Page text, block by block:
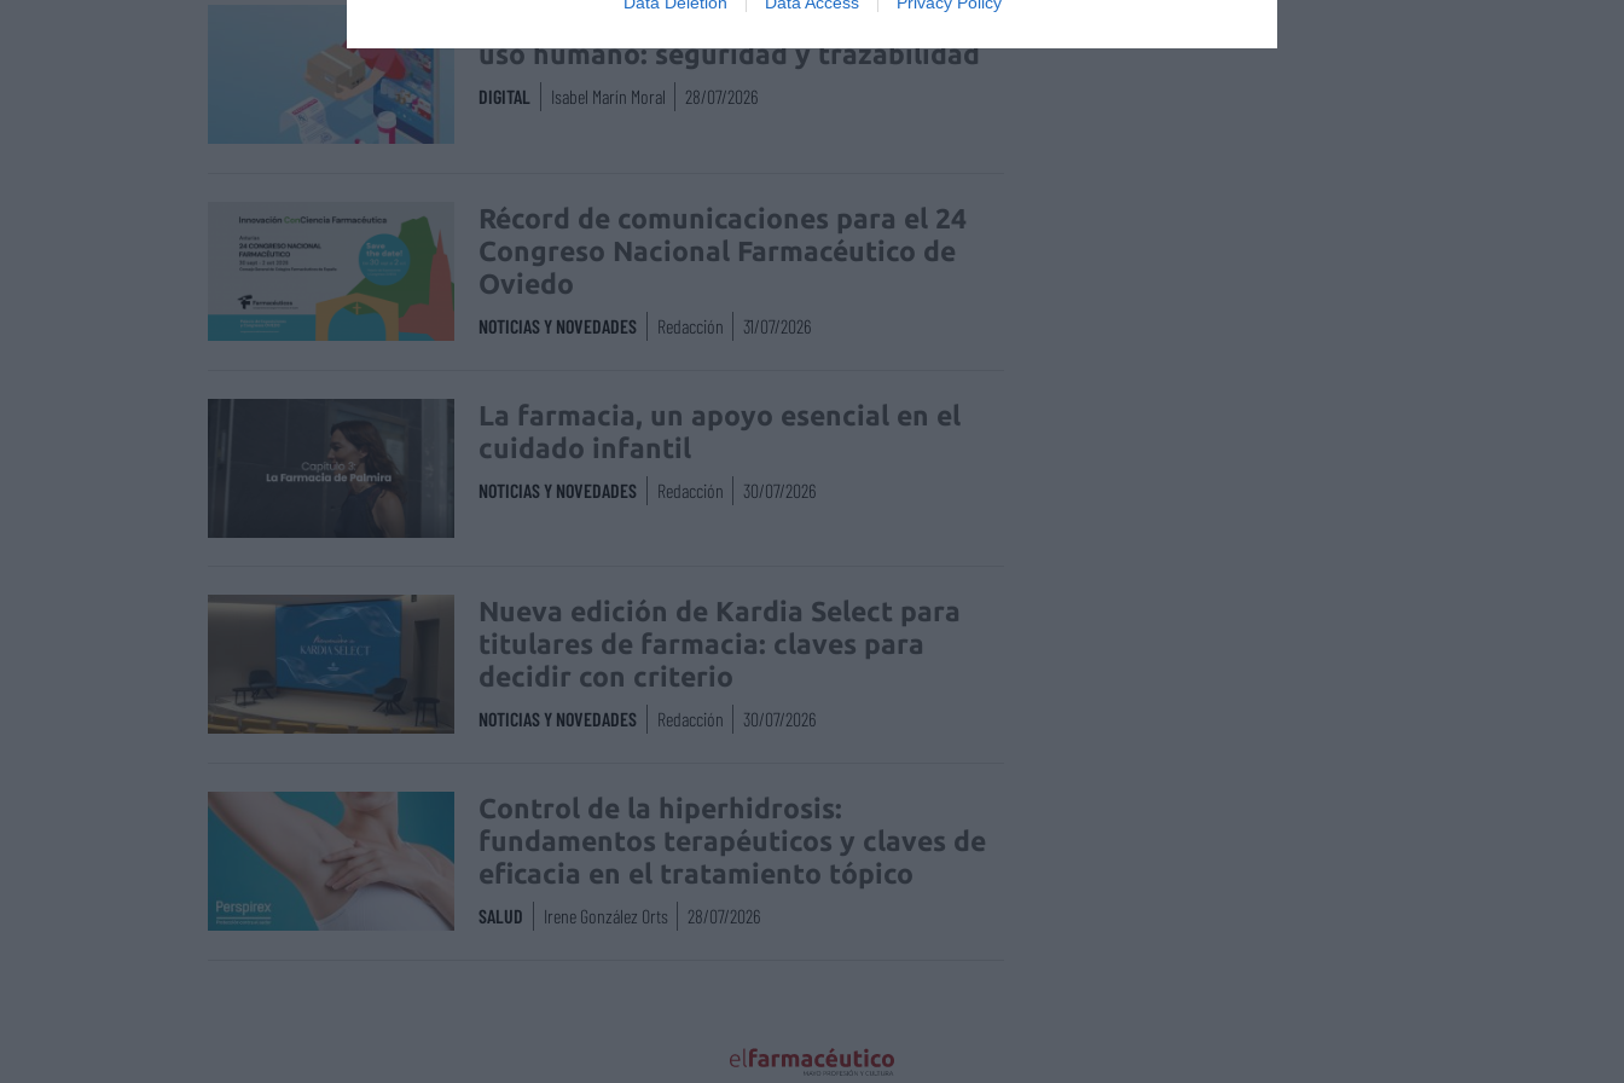
La venta online de medicamentos de
uso humano: seguridad y trazabilidad
DIGITAL Isabel Marín Moral 28/07/2026
Récord de comunicaciones para el 24
Congreso Nacional Farmacéutico de
Oviedo
NOTICIAS Y NOVEDADES Redacción 31/07/2026
La farmacia, un apoyo esencial en el
cuidado infantil
NOTICIAS Y NOVEDADES Redacción 30/07/2026
Nueva edición de Kardia Select para
titulares de farmacia: claves para
decidir con criterio
NOTICIAS Y NOVEDADES Redacción 30/07/2026
Control de la hiperhidrosis:
fundamentos terapéuticos y claves de
eficacia en el tratamiento tópico
SALUD Irene González Orts 28/07/2026